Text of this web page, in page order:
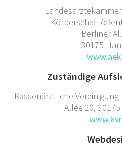
Körperschaft
Berliner
30175
Zuständige
Kassenärztliche
Allee 20,